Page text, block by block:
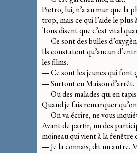
Pietro, lui, n’a au mur que la
trop, mais ce qui l’aide le
Tous disent que c’est vital
— Ce sont des bulles
Ils constatent qu’aucun
les films.
— Ce sont les jeunes qui font
— Surtout en Maison d’arrêt.
— Ou des malades qui en
Quand je fais remarquer
— On va écrire, ne vous
Avant de partir, un des
moineau qui vient à la fenêtre
— Je la connais, dit un autre.